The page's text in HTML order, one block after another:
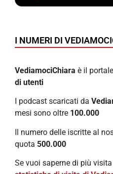
I NUMERI DI
VediamociChiara è il
di utenti
I podcast scaricati da
mesi sono oltre 100.000
Il numero delle iscritte al
quota 500.000
Se vuoi saperne di più